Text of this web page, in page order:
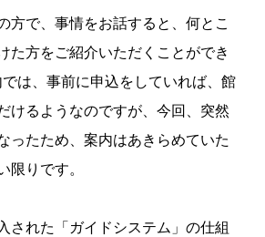
方で、事情をお話すると、何とこ
た方をご紹介いただくことができ
は、事前に申込をしていれば、館
けるようなのですが、今回、突然
ったため、案内はあきらめていた
限りです。
された「ガイドシステム」の仕組